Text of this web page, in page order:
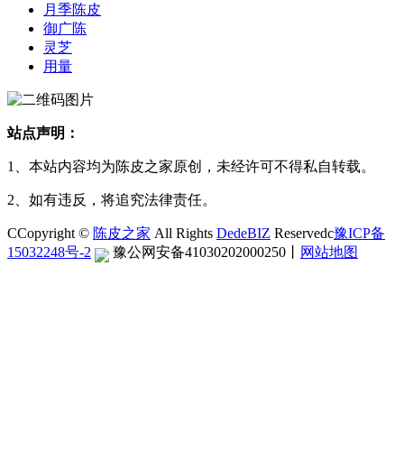
月季陈皮
御广陈
灵芝
用量
站点声明：
1、本站内容均为陈皮之家原创，未经许可不得私自转载。
2、如有违反，将追究法律责任。
CCopyright © 陈皮之家 All Rights DedeBIZ Reservedc豫ICP备
15032248号-2
豫公网安备41030202000250 网站地图